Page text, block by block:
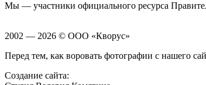
Мы — участники официального ресурса
2002 — 2026 © ООО «Кворус»
Перед тем, как воровать фотографии с нашего
Создание сайта: